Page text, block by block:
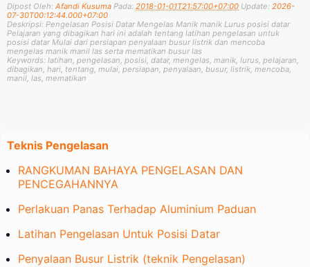
Dipost Oleh: Afandi Kusuma Pada: 2018-01-01T21:57:00+07:00 Update: 2026-
07-30T00:12:44.000+07:00
Deskripsi: Pengelasan Posisi Datar Mengelas Manik manik Lurus posisi datar
Pelajaran yang dibagikan hari ini adalah tentang latihan pengelasan untuk
posisi datar Mulai dari persiapan penyalaan busur listrik dan mencoba
mengelas manik manil las serta mematikan busur las
Keywords: latihan, pengelasan, posisi, datar, mengelas, manik, lurus, pelajaran,
dibagikan, hari, tentang, mulai, persiapan, penyalaan, busur, listrik, mencoba,
manil, las, mematikan
Teknis Pengelasan
RANGKUMAN BAHAYA PENGELASAN DAN
PENCEGAHANNYA
Perlakuan Panas Terhadap Aluminium Paduan
Latihan Pengelasan Untuk Posisi Datar
Penyalaan Busur Listrik (teknik Pengelasan)